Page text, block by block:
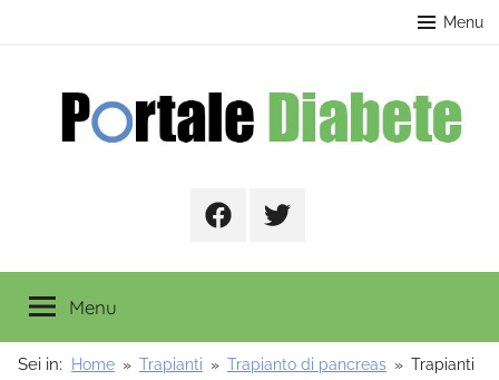
Menu
FacebookTwitter
Menu
Sei in: Home Trapianti Trapianto di pancreas
Trapianti